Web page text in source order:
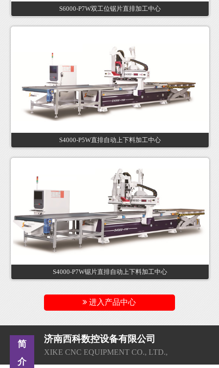
S6000-P7W双工位锯片直排加工中心
S4000-P5W直排自动上下料加工中心
S4000-P7W锯片直排自动上下料加工中心
进入产品中心
简
介
济南西科数控设备有限公司
XIKE CNC EQUIPMENT CO., LTD.,